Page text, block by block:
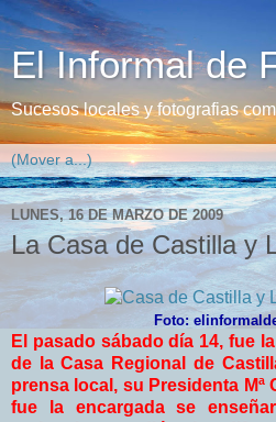
El Informal de
Sucesos locales y fotografias
LUNES, 16 DE MARZO DE 2009
La Casa de Castilla y
Foto:
El pasado sábado día 14, fue
de la Casa Regional de
prensa local, su Presidenta Mª
fue la encargada se